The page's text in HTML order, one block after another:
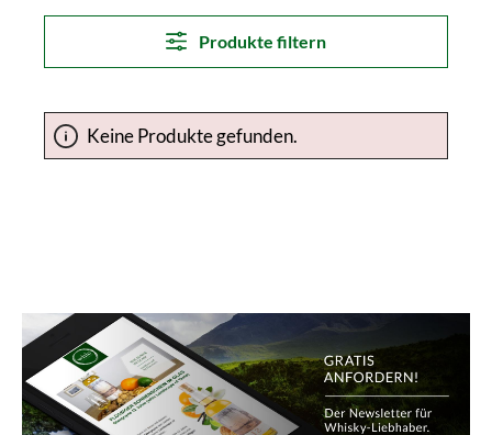
Produkte filtern
Keine Produkte gefunden.